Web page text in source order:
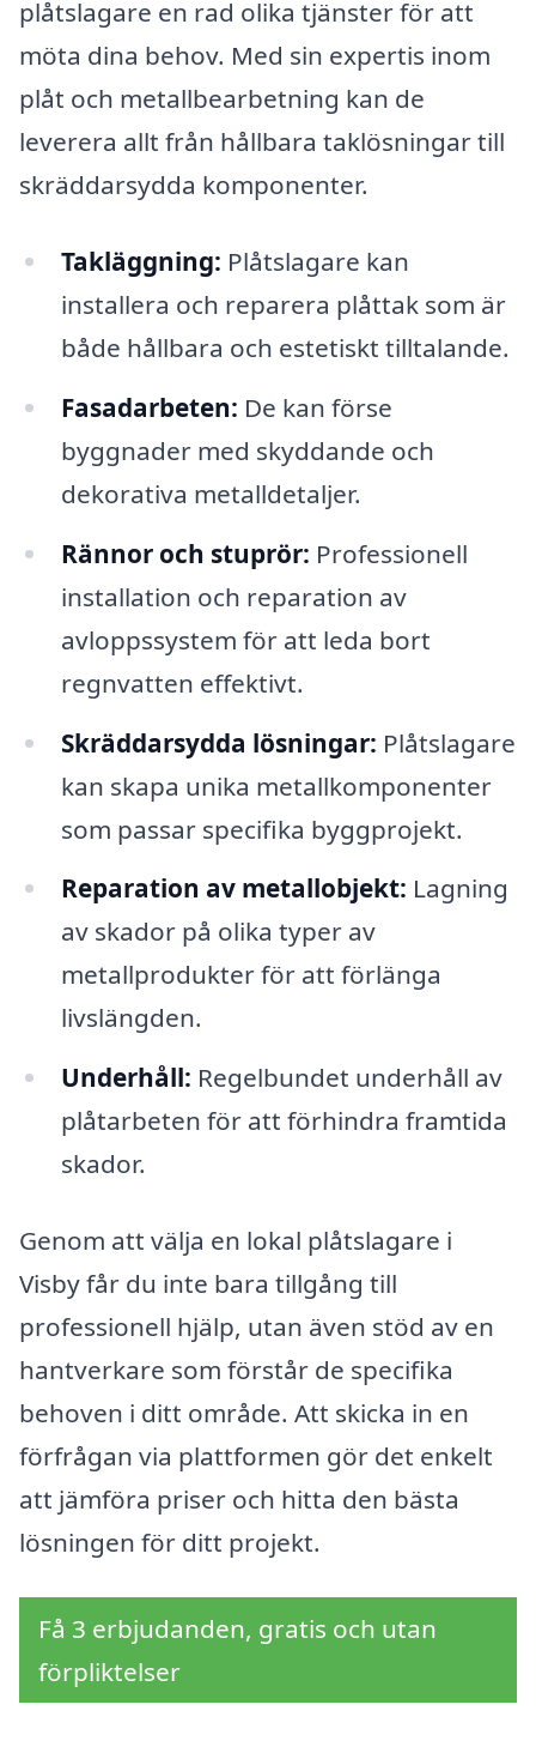
plåtslagare en rad olika tjänster för att
möta dina behov. Med sin expertis inom
plåt och metallbearbetning kan de
leverera allt från hållbara taklösningar till
skräddarsydda komponenter.
Takläggning: Plåtslagare kan
installera och reparera plåttak som är
både hållbara och estetiskt tilltalande.
Fasadarbeten: De kan förse
byggnader med skyddande och
dekorativa metalldetaljer.
Rännor och stuprör: Professionell
installation och reparation av
avloppssystem för att leda bort
regnvatten effektivt.
Skräddarsydda lösningar: Plåtslagare
kan skapa unika metallkomponenter
som passar specifika byggprojekt.
Reparation av metallobjekt: Lagning
av skador på olika typer av
metallprodukter för att förlänga
livslängden.
Underhåll: Regelbundet underhåll av
plåtarbeten för att förhindra framtida
skador.
Genom att välja en lokal plåtslagare i
Visby får du inte bara tillgång till
professionell hjälp, utan även stöd av en
hantverkare som förstår de specifika
behoven i ditt område. Att skicka in en
förfrågan via plattformen gör det enkelt
att jämföra priser och hitta den bästa
lösningen för ditt projekt.
Få 3 erbjudanden, gratis och utan
förpliktelser